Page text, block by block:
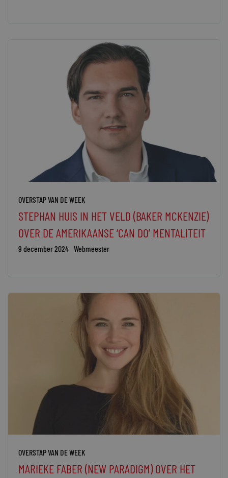
OVERSTAP VAN DE WEEK
STEPHAN HUIS IN HET VELD (BAKER MCKENZIE)
OVER DE AMERIKAANSE ‘CAN DO’ MENTALITEIT
9 december 2024 Webmeester
OVERSTAP VAN DE WEEK
MARIEKE FABER (NEW PARADIGM) OVER HET